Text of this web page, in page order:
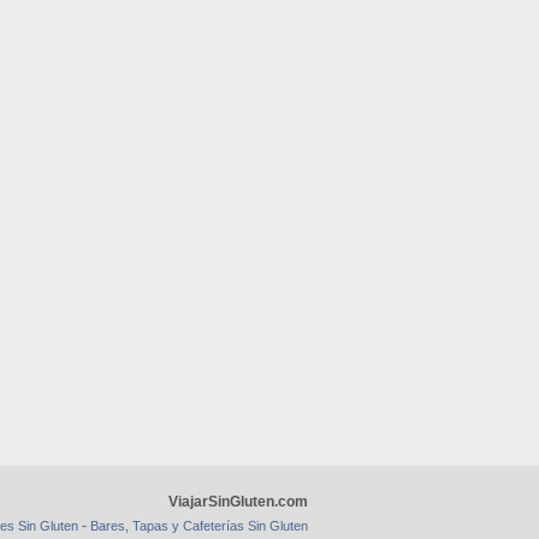
ViajarSinGluten.com
Sin Gluten - Bares, Tapas y Cafeterías Sin Gluten